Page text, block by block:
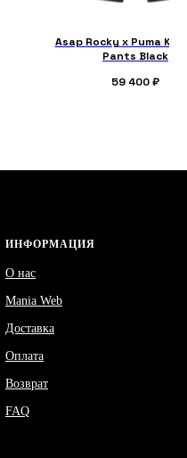
Asap Rocky x Puma
Pants Black
59 400₽
ИНФОРМАЦИЯ
О нас
Mania Web
Доставка
Оплата
Возврат
FAQ